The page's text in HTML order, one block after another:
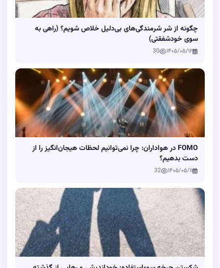
چگونه از شر شرمندگی‌های بی‌دلیل خلاص شویم؟ (راهی به
سوی خودشفقتی)
۱۴۰۵/۰۵/۱۲ 30
FOMO در هواداران: چرا نمی‌توانیم لحظات هیجان‌انگیز را از
دست بدهیم؟
۱۴۰۵/۰۵/۱۱ 32